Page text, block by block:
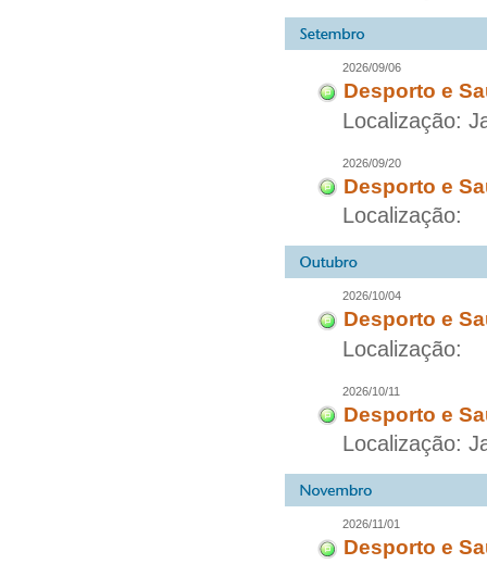
2026/09/06
Desporto e
Localização:
2026/09/20
Desporto e
Localização:
2026/10/04
Desporto e
Localização:
2026/10/11
Desporto e
Localização:
2026/11/01
Desporto e